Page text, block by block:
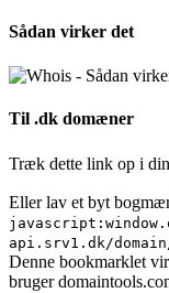
Sådan virker det
Til .dk domæner
Træk dette link op i
Eller lav et byt
api.srv1.dk/
Denne bookmarklet
bruger